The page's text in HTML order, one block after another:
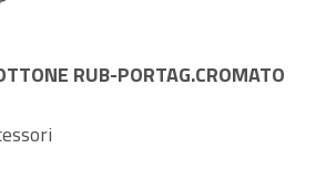
RUB-PORTAG.CROMATO